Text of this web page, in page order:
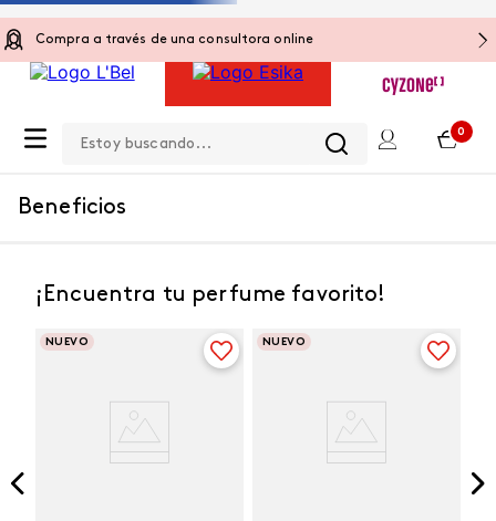
Compra a través de una consultora online
0
Beneficios
¡Encuentra tu perfume favorito!
NUEVO NUEVO